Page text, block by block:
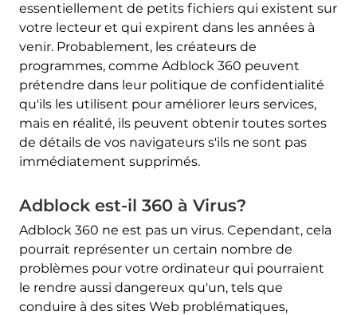
essentiellement de petits fichiers qui existent sur
votre lecteur et qui expirent dans les années à
venir. Probablement, les créateurs de
programmes, comme Adblock 360 peuvent
prétendre dans leur politique de confidentialité
qu'ils les utilisent pour améliorer leurs services,
mais en réalité, ils peuvent obtenir toutes sortes
de détails de vos navigateurs s'ils ne sont pas
immédiatement supprimés.
Adblock est-il 360 à Virus?
Adblock 360 ne est pas un virus. Cependant, cela
pourrait représenter un certain nombre de
problèmes pour votre ordinateur qui pourraient
le rendre aussi dangereux qu'un, tels que
conduire à des sites Web problématiques,